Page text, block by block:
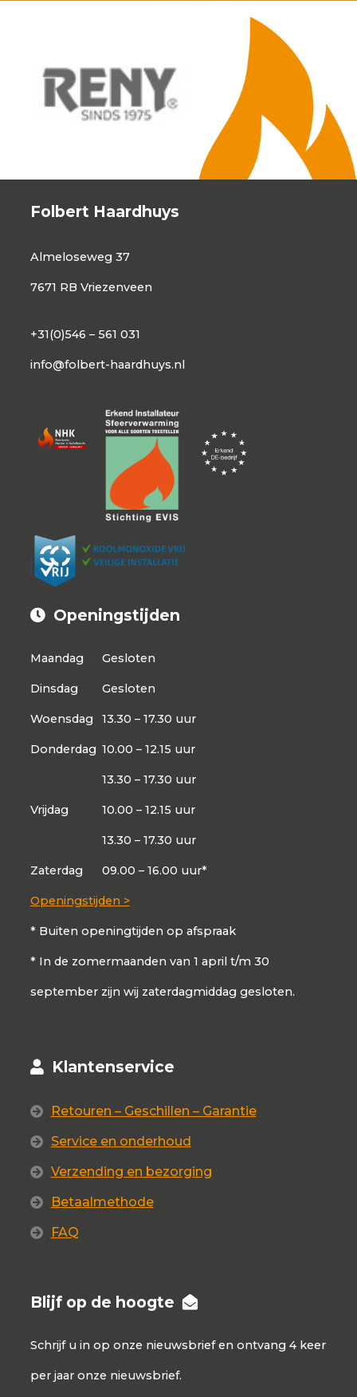
Folbert Haardhuys
Almeloseweg 37
7671 RB Vriezenveen
+31(0)546 – 561 031
info@folbert-haardhuys.nl
Openingstijden
Maandag Gesloten
Dinsdag Gesloten
Woensdag 13.30 – 17.30 uur
Donderdag 10.00 – 12.15 uur
13.30 – 17.30 uur
Vrijdag 10.00 – 12.15 uur
13.30 – 17.30 uur
Zaterdag 09.00 – 16.00 uur*
Openingstijden >
* Buiten openingtijden op afspraak
* In de zomermaanden van 1 april t/m 30
september zijn wij zaterdagmiddag gesloten.
Klantenservice
Retouren – Geschillen – Garantie
Service en onderhoud
Verzending en bezorging
Betaalmethode
FAQ
Blijf op de hoogte
Schrijf u in op onze nieuwsbrief en ontvang 4 keer
per jaar onze nieuwsbrief.